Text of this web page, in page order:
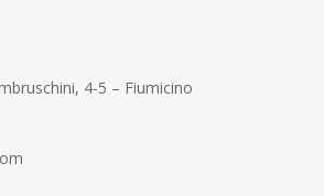
4-5 – Fiumicino